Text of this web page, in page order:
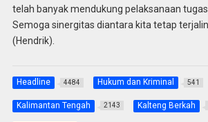
telah banyak mendukung pelaksanaan
Semoga sinergitas diantara kita tetap
(Hendrik).
Headline 4484 Hukum dan Kriminal 541
Kalimantan Tengah 2143 Kalteng Berkah